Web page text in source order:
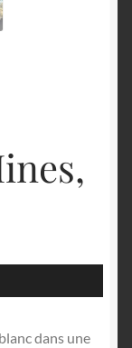
dans une